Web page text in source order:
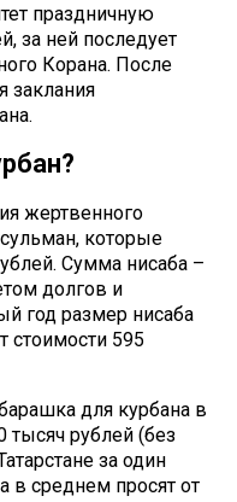
праздничную
за ней последует
Корана. После
заклания
жертвенного
которые
Сумма нисаба –
долгов и
год размер нисаба
стоимости 595
для курбана в
тысяч рублей (без
за один
в среднем просят от